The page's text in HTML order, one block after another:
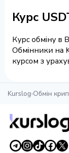
Курс
Курс обміну в
Обмінники на
курсом з
Kurslog›Обмін